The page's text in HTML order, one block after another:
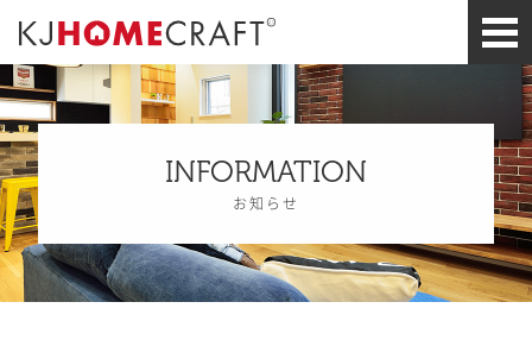
INFORMATION
お知らせ